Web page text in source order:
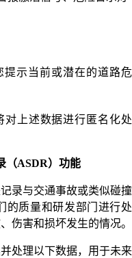
提示当前或潜在的道路危
对上述数据进行匿名化处
（ASDR）功能
录与交通事故或类似碰撞
的质量和研发部门进行处
伤害和损坏发生的情况。
处理以下数据，用于未来